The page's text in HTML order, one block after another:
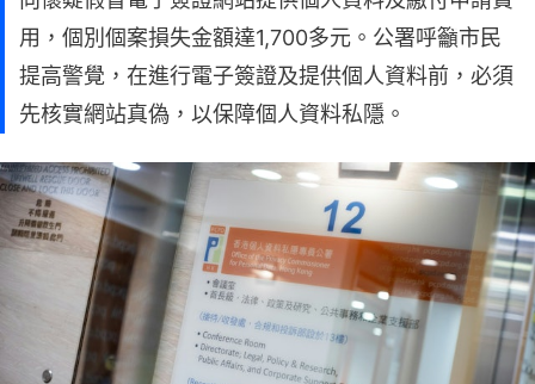
用，個別個案損失金額達1,700多元。公署呼籲市民
提高警覺，在進行電子簽證及提供個人資料前，必須
先核實網站真偽，以保障個人資料私隱。